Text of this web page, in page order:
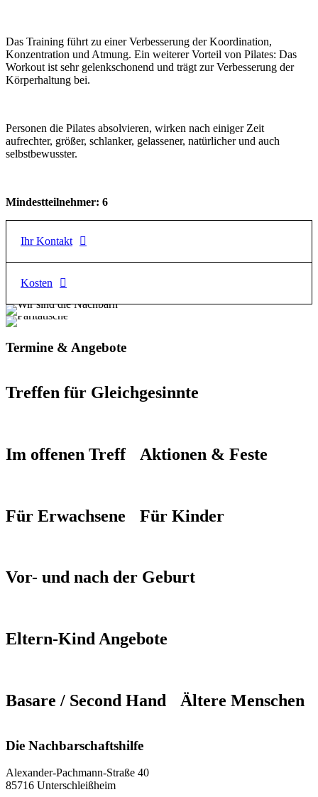
Das Training führt zu einer Verbesserung der Koordination,
Konzentration und Atmung. Ein weiterer Vorteil von Pilates: Das
Workout ist sehr gelenkschonend und trägt zur Verbesserung der
Körperhaltung bei.
Personen die Pilates absolvieren, wirken nach einiger Zeit
aufrechter, größer, schlanker, gelassener, natürlicher und auch
selbstbewusster.
Mindestteilnehmer: 6
Ihr Kontakt
Rosi Sternke
Lehrerin für Fitness, Gesundheit und Sportrehabilitation, 20
Jahre Erfahrung als Pilatestrainerin
Telefon
Kosten
je 5er Block = 50€
Termine & Angebote
Treffen für Gleichgesinnte
Im offenen Treff Aktionen & Feste
Für Erwachsene Für Kinder
Vor- und nach der Geburt
Eltern-Kind Angebote
Basare / Second Hand Ältere Menschen
Die Nachbarschaftshilfe
Alexander-Pachmann-Straße 40
85716 Unterschleißheim